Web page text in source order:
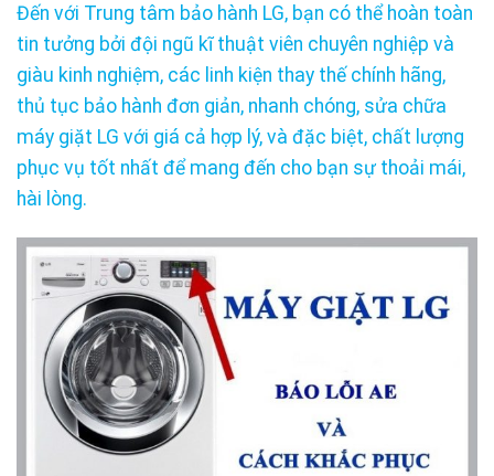
Đến với Trung tâm bảo hành LG, bạn có thể hoàn toàn
tin tưởng bởi đội ngũ kĩ thuật viên chuyên nghiệp và
giàu kinh nghiệm, các linh kiện thay thế chính hãng,
thủ tục bảo hành đơn giản, nhanh chóng, sửa chữa
máy giặt LG với giá cả hợp lý, và đặc biệt, chất lượng
phục vụ tốt nhất để mang đến cho bạn sự thoải mái,
hài lòng.